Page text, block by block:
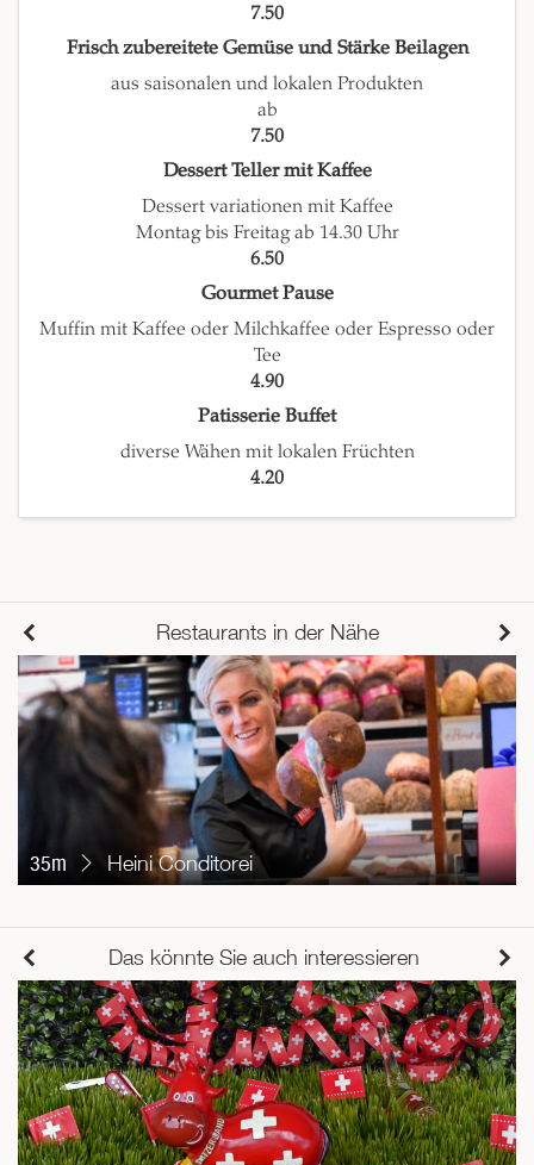
7.50
Frisch zubereitete Gemüse und Stärke Beilagen
aus saisonalen und lokalen Produkten
ab
7.50
Dessert Teller mit Kaffee
Dessert variationen mit Kaffee
Montag bis Freitag ab 14.30 Uhr
6.50
Gourmet Pause
Muffin mit Kaffee oder Milchkaffee oder Espresso oder
Tee
4.90
Patisserie Buffet
diverse Wähen mit lokalen Früchten
4.20
Restaurants in der Nähe
35m Heini Conditorei
Das könnte Sie auch interessieren